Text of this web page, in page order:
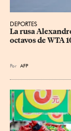
DEPORTES
La rusa
octavos de WTA
Por AFP